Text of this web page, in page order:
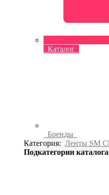
Каталог
Бренды
Категория: Ленты SM
Подкатегории